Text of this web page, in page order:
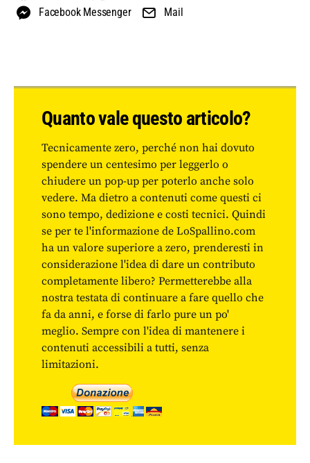
Facebook Messenger
Mail
Quanto vale questo articolo?
Tecnicamente zero, perché non hai dovuto
spendere un centesimo per leggerlo o
chiudere un pop-up per poterlo anche solo
vedere. Ma dietro a contenuti come questi ci
sono tempo, dedizione e costi tecnici. Quindi
se per te l'informazione de LoSpallino.com
ha un valore superiore a zero, prenderesti in
considerazione l'idea di dare un contributo
completamente libero? Permetterebbe alla
nostra testata di continuare a fare quello che
fa da anni, e forse di farlo pure un po'
meglio. Sempre con l'idea di mantenere i
contenuti accessibili a tutti, senza
limitazioni.